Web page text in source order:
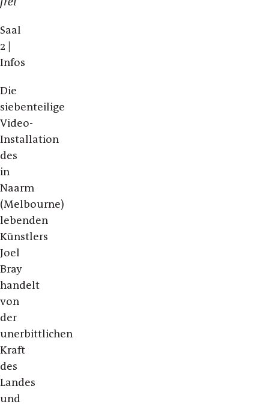
Saal
2 |
Infos
Die
siebenteilige
Video-
Installation
des
in
Naarm
(Melbourne)
lebenden
Künstlers
Joel
Bray
handelt
von
der
unerbittlichen
Kraft
des
Landes
und